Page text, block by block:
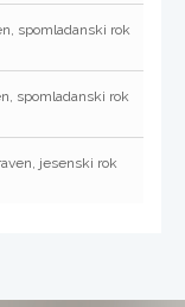
spomladanski rok
spomladanski rok
jesenski rok